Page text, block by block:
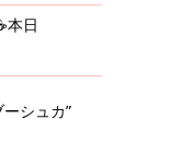
本日
シュカ”